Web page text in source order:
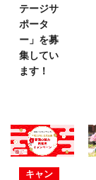
テージサ
ポータ
ー」を募
集してい
ます！
キャン